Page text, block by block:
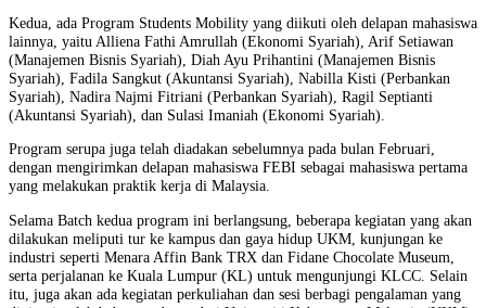
Kedua, ada Program Students Mobility yang diikuti oleh delapan mahasiswa
lainnya, yaitu Alliena Fathi Amrullah (Ekonomi Syariah), Arif Setiawan
(Manajemen Bisnis Syariah), Diah Ayu Prihantini (Manajemen Bisnis
Syariah), Fadila Sangkut (Akuntansi Syariah), Nabilla Kisti (Perbankan
Syariah), Nadira Najmi Fitriani (Perbankan Syariah), Ragil Septianti
(Akuntansi Syariah), dan Sulasi Imaniah (Ekonomi Syariah).
Program serupa juga telah diadakan sebelumnya pada bulan Februari,
dengan mengirimkan delapan mahasiswa FEBI sebagai mahasiswa pertama
yang melakukan praktik kerja di Malaysia.
Selama Batch kedua program ini berlangsung, beberapa kegiatan yang akan
dilakukan meliputi tur ke kampus dan gaya hidup UKM, kunjungan ke
industri seperti Menara Affin Bank TRX dan Fidane Chocolate Museum,
serta perjalanan ke Kuala Lumpur (KL) untuk mengunjungi KLCC. Selain
itu, juga akan ada kegiatan perkuliahan dan sesi berbagi pengalaman yang